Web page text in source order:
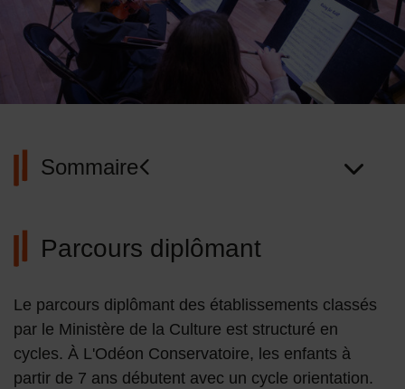
Sommaire
Parcours diplômant
Le parcours diplômant des établissements classés
par le Ministère de la Culture est structuré en
cycles. À L'Odéon Conservatoire, les enfants à
partir de 7 ans débutent avec un cycle orientation.